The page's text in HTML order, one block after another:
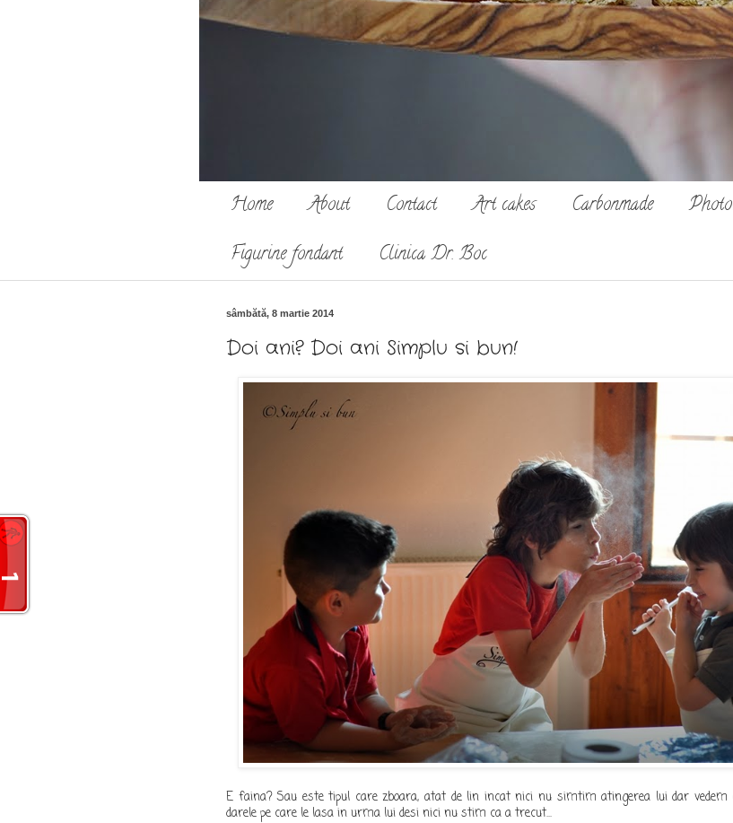
Home About Contact Art cakes Carbonmade
Figurine fondant
Clinica Dr. Boc
sâmbătă, 8 martie 2014
Doi ani? Doi ani Simplu si bun!
E faina? Sau este tipul care zboara, atat de lin incat nici nu simtim atingerea lui dar vedem
darele pe care le lasa in urma lui desi nici nu stim ca a trecut...